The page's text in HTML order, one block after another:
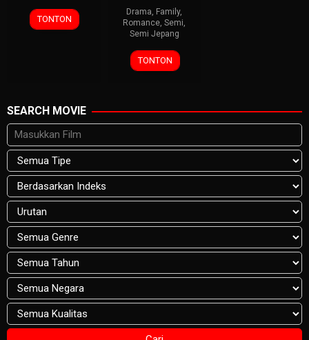
TONTON
Drama, Family,
Romance,Semi,
Semi Jepang
TONTON
SEARCH MOVIE